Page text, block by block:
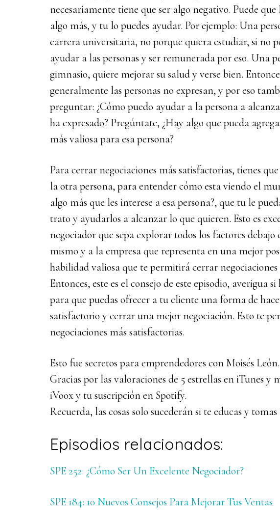
necesariamente tiene que ser algo negativo. Puede
algo más, y tu lo puedes ayudar. Por ejemplo: Una
carrera universitaria, no porque quiera estudiar, si no
ayudar a las personas y ser remunerada por eso. Una
gimnasio, quiere mejorar su salud y verse bien.
generalmente las personas no expresan, y por eso
preguntar: ¿Cómo puedo ayudar a la persona a
ha expresado? Pregúntate, ¿Hay algo que pueda
más valiosa para esa persona?
Para cerrar negociaciones más satisfactorias, tienes
la otra persona, para entender cómo esta viendo el
algo más que les interese a esa persona?, que tu le
trato y ayudarlos a alcanzar lo que quieren. Esto es
negociador que sepa explorar todos los factores debajo
mismo y a la empresa que representa en una mejor
habilidad valiosa que te permitirá cerrar negociaciones
Entonces, este es el consejo de este episodio, averigua si
para que puedas ofrecer a tu cliente una forma de
satisfactorio y cerrar una mejor negociación. Esto te
negociaciones más satisfactorias.
Esto fue secretos para emprendedores con Moisés León.
Gracias por las valoraciones de 5 estrellas en iTunes y
iVoox y tu suscripción en Spotify.
Recuerda, las cosas solo sucederán si te educas y
Episodios relacionados:
SPE 252: ¿Cómo Ser Un Excelente Negociador?
SPE 184: 10 Nuevos Consejos Para Mejorar Tus Ventas